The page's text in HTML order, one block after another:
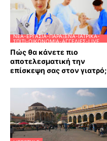
ΝΈΑ-ΕΡΓΑΣΊΑ-ΠΑΡΆΞΕΝΑ-ΙΑΤΡΙΚΆ-
ΣΠΊΤΙ-ΟΙΚΟΝΟΜΊΑ-ΑΓΓΕΛΊΕΣ-LIVE
Πώς θα κάνετε πιο
αποτελεσματική την
επίσκεψη σας στον γιατρό;